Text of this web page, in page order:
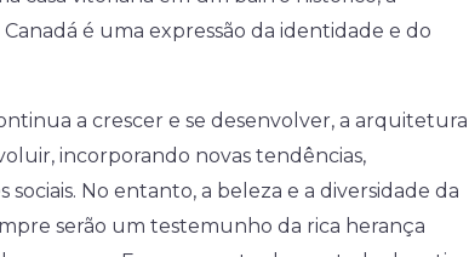
é uma expressão da identidade e do
a crescer e se desenvolver, a arquitetura
incorporando novas tendências,
sociais. No entanto, a beleza e a diversidade da
serão um testemunho da rica herança